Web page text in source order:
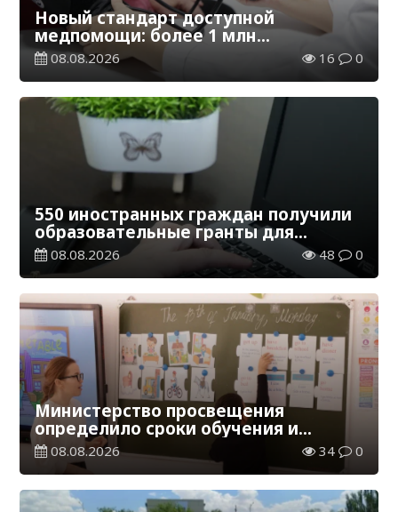
Новый стандарт доступной
медпомощи: более 1 млн
казахстанцев получили
телемедицинские услуги
08.08.2026 16 0
550 иностранных граждан получили
образовательные гранты для
обучения в Казахстане
08.08.2026 48 0
Министерство просвещения
определило сроки обучения и
каникул на 2026-2027 учебный год
08.08.2026 34 0